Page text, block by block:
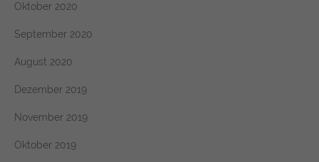
Oktober 2020
September 2020
August 2020
Dezember 2019
November 2019
Oktober 2019